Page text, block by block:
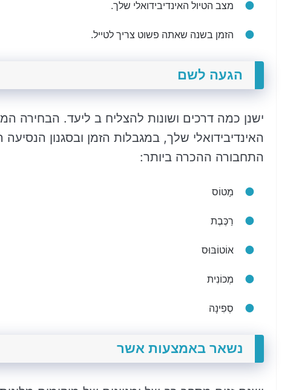
מצב הטיול האינדיבידואלי שלך.
הזמן בשנה שאתה פשוט צריך לטייל.
הגעה לשם
ישנן כמה דרכים ושונות להצליח ב ליעד. הבחירה
האינדיבידואלי שלך, במגבלות הזמן ובסגנון
התחבורה ההכרה ביותר:
מָטוֹס
רַכֶּבֶת
אוֹטוֹבּוּס
מְכוֹנִית
סְפִינָה
נשאר באמצעות אשר